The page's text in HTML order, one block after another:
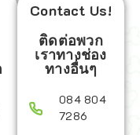
Contact Us!
ติดต่อพวก
เราทางช่อง
ทางอื่นๆ
084 804
7286